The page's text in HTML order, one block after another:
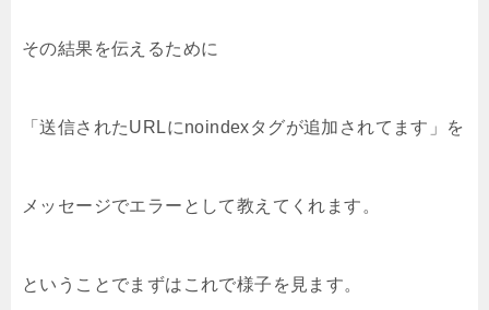
その結果を伝えるために
「送信されたURLにnoindexタグが追加されてます」を
メッセージでエラーとして教えてくれます。
ということでまずはこれで様子を見ます。